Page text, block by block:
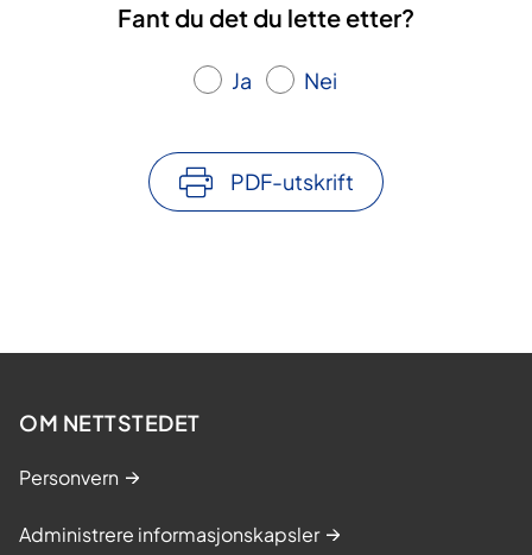
Fant du det du lette etter?
Ja Nei
PDF-utskrift
OM NETTSTEDET
Personvern
Administrere informasjonskapsler